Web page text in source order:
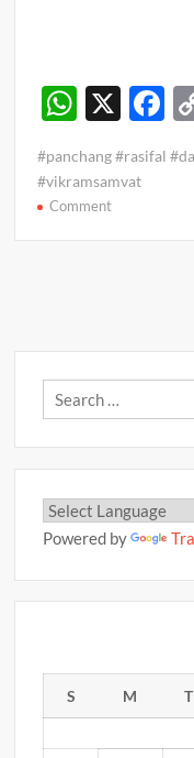
W
at
s
A
X
F
e
o
#panchang #rasifal
#vikramsamvat
Commenton
मई
Powered by
S M T